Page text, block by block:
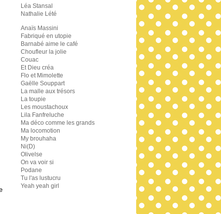
Léa Stansal
Nathalie Lété
Anaïs Massini
Fabriqué en utopie
Barnabé aime le café
Choufleur la jolie
Couac
Et Dieu créa
Flo et Mimolette
Gaëlle Souppart
La malle aux trésors
La toupie
Les moustachoux
Lila Fanfreluche
Ma déco comme les grands
Ma locomotion
My brouhaha
Ni(D)
Olivelse
On va voir si
Podane
Tu l'as lustucru
Yeah yeah girl